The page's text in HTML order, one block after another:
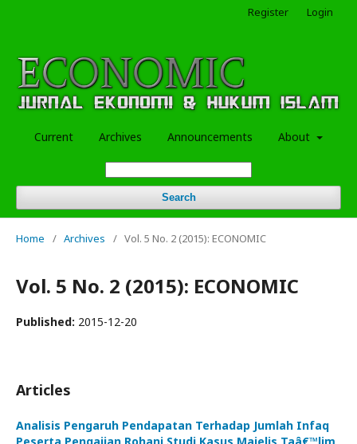
Current Archives Announcements About
Search
Register Login
Home / Archives / Vol. 5 No. 2 (2015): ECONOMIC
Vol. 5 No. 2 (2015): ECONOMIC
Published: 2015-12-20
Articles
Analisis Pengaruh Pendapatan Terhadap Jumlah Infaq